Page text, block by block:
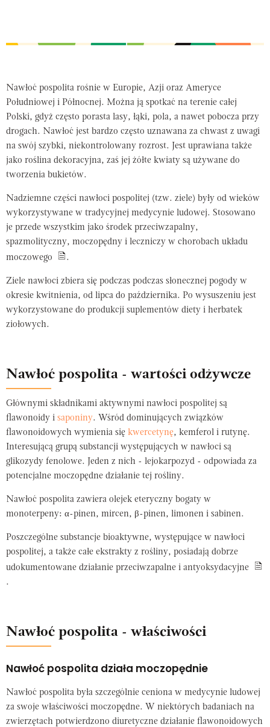
Nawłoć pospolita rośnie w Europie, Azji oraz Ameryce
Południowej i Północnej. Można ją spotkać na terenie całej
Polski, gdyż często porasta lasy, łąki, pola, a nawet pobocza przy
drogach. Nawłoć jest bardzo często uznawana za chwast z uwagi
na swój szybki, niekontrolowany rozrost. Jest uprawiana także
jako roślina dekoracyjna, zaś jej żółte kwiaty są używane do
tworzenia bukietów.
Nadziemne części nawłoci pospolitej (tzw. ziele) były od wieków
wykorzystywane w tradycyjnej medycynie ludowej. Stosowano
je przede wszystkim jako środek przeciwzapalny,
spazmolityczny, moczopędny i leczniczy w chorobach układu
moczowego
.
Ziele nawłoci zbiera się podczas podczas słonecznej pogody w
okresie kwitnienia, od lipca do października. Po wysuszeniu jest
wykorzystowane do produkcji suplementów diety i herbatek
ziołowych.
Nawłoć pospolita - wartości odżywcze
Głównymi składnikami aktywnymi nawłoci pospolitej są
flawonoidy i saponiny. Wśród dominujących związków
flawonoidowych wymienia się kwercetynę, kemferol i rutynę.
Interesującą grupą substancji występujących w nawłoci są
glikozydy fenolowe. Jeden z nich - lejokarpozyd - odpowiada za
potencjalne moczopędne działanie tej rośliny.
Nawłoć pospolita zawiera olejek eteryczny bogaty w
monoterpeny: α-pinen, mircen, β-pinen, limonen i sabinen.
Poszczególne substancje bioaktywne, występujące w nawłoci
pospolitej, a także całe ekstrakty z rośliny, posiadają dobrze
udokumentowane działanie przeciwzapalne i antyoksydacyjne
.
Nawłoć pospolita - właściwości
Nawłoć pospolita działa moczopędnie
Nawłoć pospolita była szczególnie ceniona w medycynie ludowej
za swoje właściwości moczopędne. W niektórych badaniach na
zwierzętach potwierdzono diuretyczne działanie flawonoidowych